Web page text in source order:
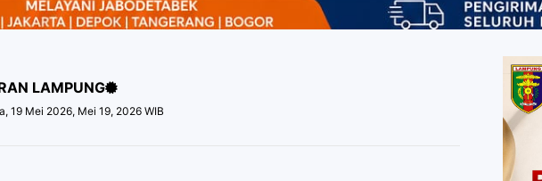
LAMPUNG
19 Mei 2026, Mei 19, 2026 WIB